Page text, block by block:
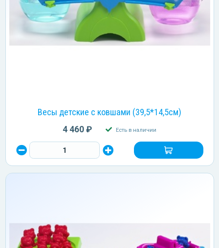
Весы детские с ковшами (39,5*14,5см)
4 460 ₽ Есть в наличии